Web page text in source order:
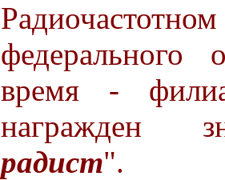
федерального
время -
награжден
радист".